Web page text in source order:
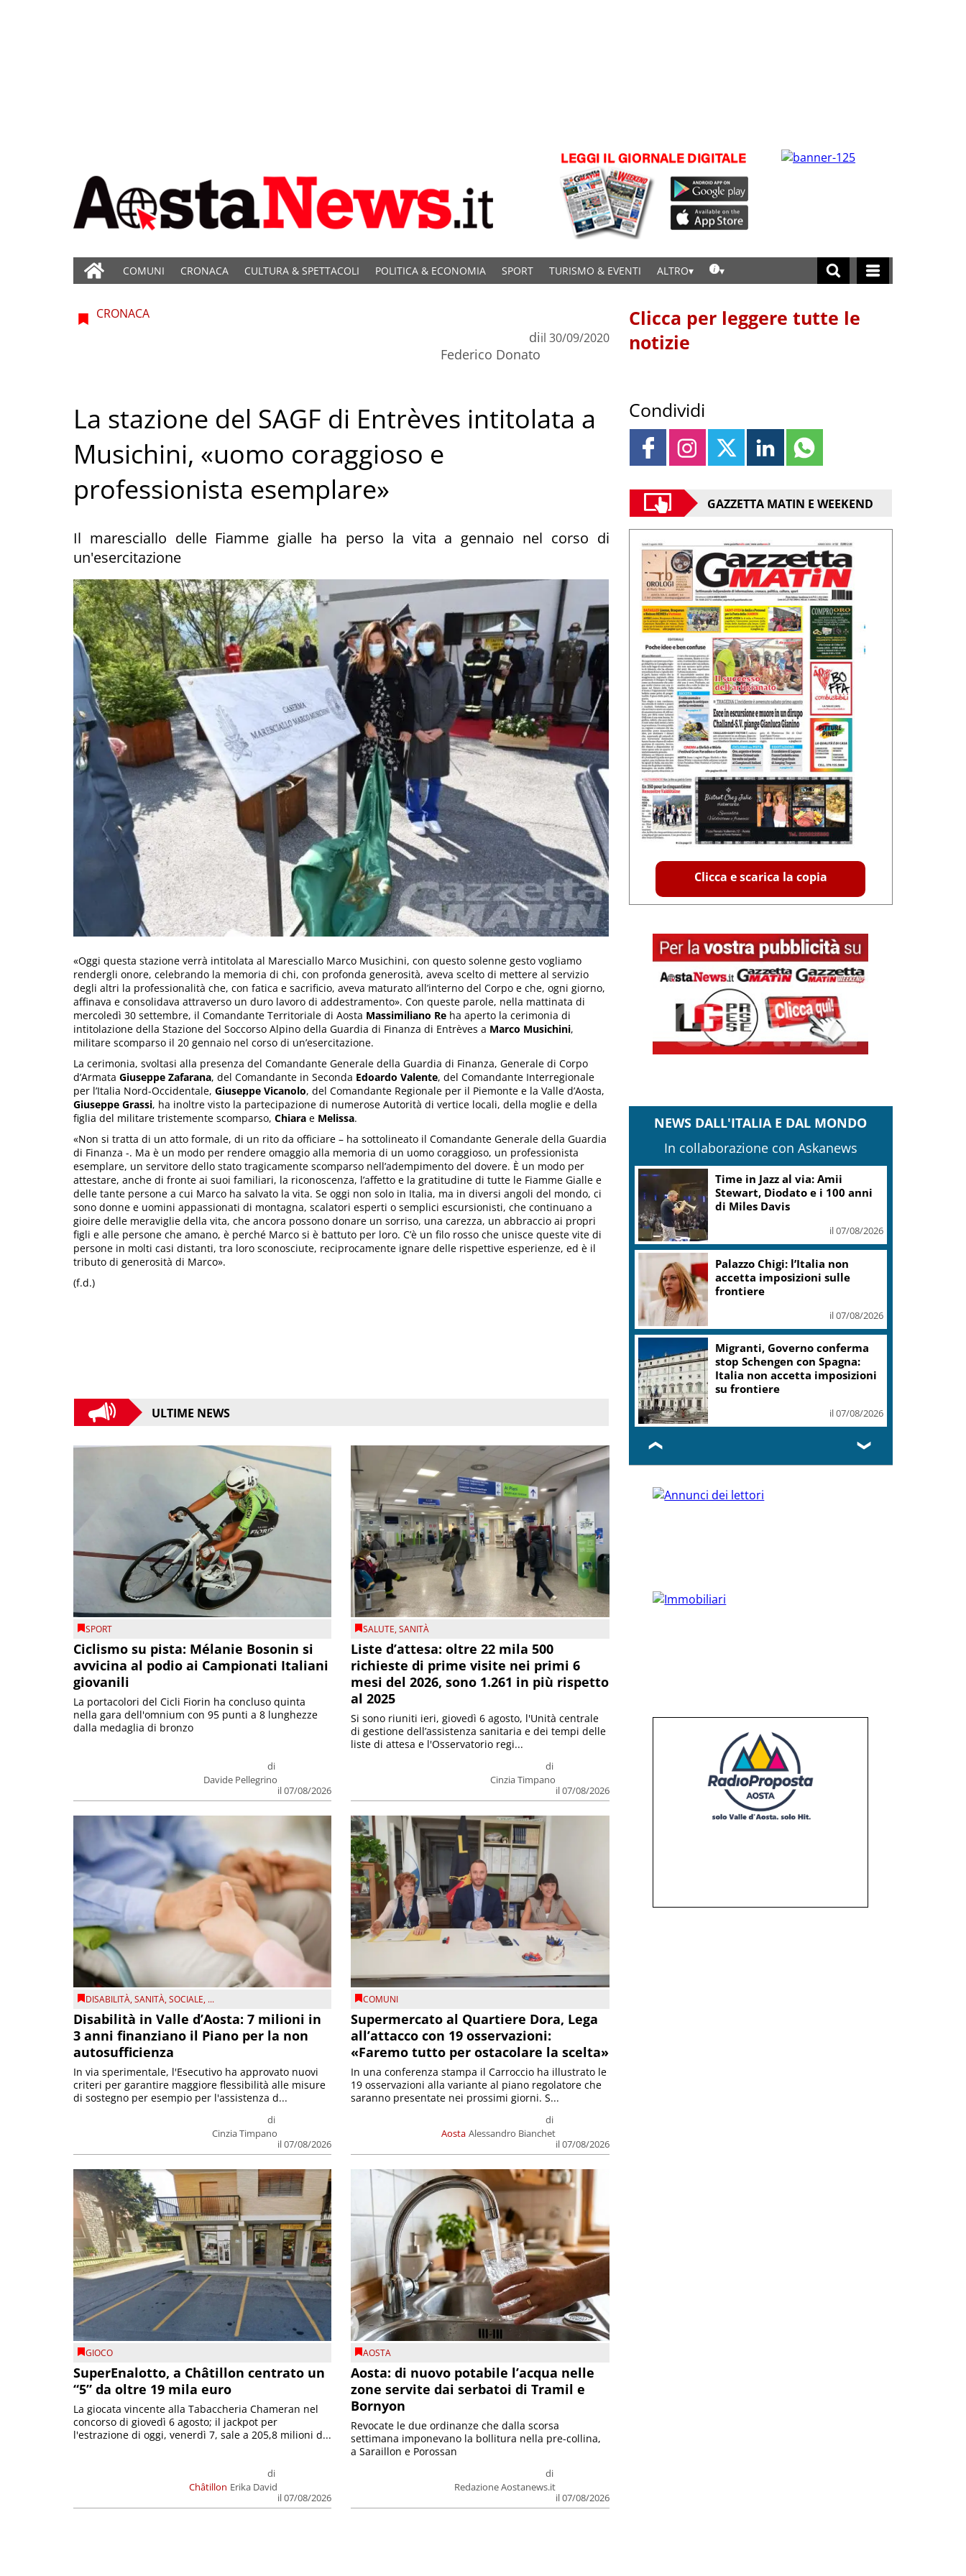
COMUNI CRONACA CULTURA & SPETTACOLI POLITICA & ECONOMIA SPORT TURISMO & EVENTI ALTRO
CRONACA
di
Federico Donato
il 30/09/2020
La stazione del SAGF di Entrèves intitolata a
Musichini, «uomo coraggioso e
professionista esemplare»
Il maresciallo delle Fiamme gialle ha perso la vita a gennaio nel corso di
un'esercitazione
«Oggi questa stazione verrà intitolata al Maresciallo Marco Musichini, con questo solenne gesto vogliamo
rendergli onore, celebrando la memoria di chi, con profonda generosità, aveva scelto di mettere al servizio
degli altri la professionalità che, con fatica e sacrificio, aveva maturato all’interno del Corpo e che, ogni giorno,
affinava e consolidava attraverso un duro lavoro di addestramento». Con queste parole, nella mattinata di
mercoledì 30 settembre, il Comandante Territoriale di Aosta Massimiliano Re ha aperto la cerimonia di
intitolazione della Stazione del Soccorso Alpino della Guardia di Finanza di Entrèves a Marco Musichini,
militare scomparso il 20 gennaio nel corso di un’esercitazione.
La cerimonia, svoltasi alla presenza del Comandante Generale della Guardia di Finanza, Generale di Corpo
d’Armata Giuseppe Zafarana, del Comandante in Seconda Edoardo Valente, del Comandante Interregionale
per l’Italia Nord-Occidentale, Giuseppe Vicanolo, del Comandante Regionale per il Piemonte e la Valle d’Aosta,
Giuseppe Grassi, ha inoltre visto la partecipazione di numerose Autorità di vertice locali, della moglie e della
figlia del militare tristemente scomparso, Chiara e Melissa.
«Non si tratta di un atto formale, di un rito da officiare – ha sottolineato il Comandante Generale della Guardia
di Finanza -. Ma è un modo per rendere omaggio alla memoria di un uomo coraggioso, un professionista
esemplare, un servitore dello stato tragicamente scomparso nell’adempimento del dovere. È un modo per
attestare, anche di fronte ai suoi familiari, la riconoscenza, l’affetto e la gratitudine di tutte le Fiamme Gialle e
delle tante persone a cui Marco ha salvato la vita. Se oggi non solo in Italia, ma in diversi angoli del mondo, ci
sono donne e uomini appassionati di montagna, scalatori esperti o semplici escursionisti, che continuano a
gioire delle meraviglie della vita, che ancora possono donare un sorriso, una carezza, un abbraccio ai propri
figli e alle persone che amano, è perché Marco si è battuto per loro. C’è un filo rosso che unisce queste vite di
persone in molti casi distanti, tra loro sconosciute, reciprocamente ignare delle rispettive esperienze, ed è il
tributo di generosità di Marco».
(f.d.)
ULTIME NEWS
SPORT
Ciclismo su pista: Mélanie Bosonin si
avvicina al podio ai Campionati Italiani
giovanili
di
Davide Pellegrino
il 07/08/2026
La portacolori del Cicli Fiorin ha concluso quinta
nella gara dell'omnium con 95 punti a 8 lunghezze
dalla medaglia di bronzo
SALUTE,SANITÀ
Liste d’attesa: oltre 22 mila 500
richieste di prime visite nei primi 6
mesi del 2026, sono 1.261 in più rispetto
al 2025
di
Cinzia Timpano
il 07/08/2026
Si sono riuniti ieri, giovedì 6 agosto, l'Unità centrale
di gestione dell’assistenza sanitaria e dei tempi delle
liste di attesa e l'Osservatorio regi...
DISABILITÀ,SANITÀ,SOCIALE, ...
Disabilità in Valle d’Aosta: 7 milioni in
3 anni finanziano il Piano per la non
autosufficienza
di
Cinzia Timpano
il 07/08/2026
In via sperimentale, l'Esecutivo ha approvato nuovi
criteri per garantire maggiore flessibilità alle misure
di sostegno per esempio per l'assistenza d...
COMUNI
Supermercato al Quartiere Dora, Lega
all’attacco con 19 osservazioni:
«Faremo tutto per ostacolare la scelta»
Aosta
di
Alessandro Bianchet
il 07/08/2026
In una conferenza stampa il Carroccio ha illustrato le
19 osservazioni alla variante al piano regolatore che
saranno presentate nei prossimi giorni. S...
GIOCO
SuperEnalotto, a Châtillon centrato un
“5” da oltre 19 mila euro
Châtillon
di
Erika David
il 07/08/2026
La giocata vincente alla Tabaccheria Chameran nel
concorso di giovedì 6 agosto; il jackpot per
l'estrazione di oggi, venerdì 7, sale a 205,8 milioni d...
AOSTA
Aosta: di nuovo potabile l’acqua nelle
zone servite dai serbatoi di Tramil e
Bornyon
di
Redazione Aostanews.it
il 07/08/2026
Revocate le due ordinanze che dalla scorsa
settimana imponevano la bollitura nella pre-collina,
a Saraillon e Porossan
Clicca per leggere tutte le
notizie
Condividi
GAZZETTA MATIN E WEEKEND
Clicca e scarica la copia
NEWS DALL'ITALIA E DAL MONDO
In collaborazione con Askanews
Time in Jazz al via: Amii
Stewart, Diodato e i 100 anni
di Miles Davis
il 07/08/2026
Palazzo Chigi: l’Italia non
accetta imposizioni sulle
frontiere
il 07/08/2026
Migranti, Governo conferma
stop Schengen con Spagna:
Italia non accetta imposizioni
su frontiere
il 07/08/2026
❮ ❯